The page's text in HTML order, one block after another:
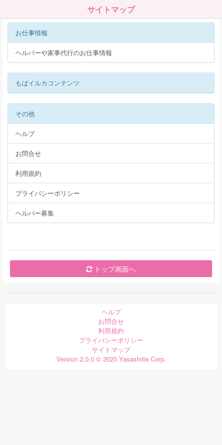
サイトマップ
お仕事情報
ヘルパーや家事代行のお仕事情報
もばイルカコンテンツ
その他
ヘルプ
お問合せ
利用規約
プライバシーポリシー
ヘルパー募集
トップ画面へ
ヘルプ
お問合せ
利用規約
プライバシーポリシー
サイトマップ
Version 2.0.0 © 2020 Yasashiite Corp.